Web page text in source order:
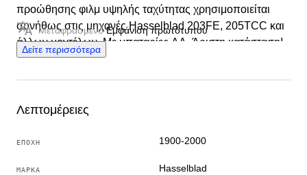
προώθησης φιλμ υψηλής ταχύτητας χρησιμοποιείται
συνήθως στις μηχανές Hasselblad 203FE, 205TCC και
άλλων μοντέλων. Με μπαταρίες AA. Άριστη κατάσταση!
Όλα λειτουργούν τέλεια! Σύμφωνα με τις φωτογραφίες:
Μεταφρασμένο Εμφάνιση πρωτότυπου
Δείτε περισσότερα
Λεπτομέρειες
ΕΠΟΧΉ 1900-2000
ΜΆΡΚΑ Hasselblad